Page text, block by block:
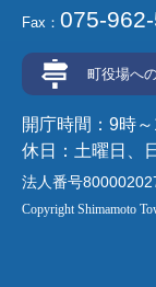
Fax： 075-
町役場へ
開庁時間：9時
休日：土曜日、
法人番号
Copyright Shimamoto